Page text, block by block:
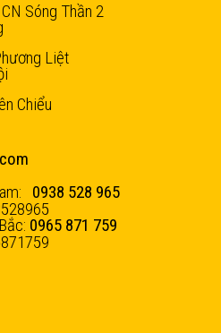
Sóng Thần 2
Liệt
Chiểu
0938 528 965
0965 871 759